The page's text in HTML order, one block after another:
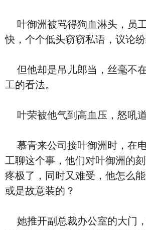
叶御洲被骂得狗血淋头，员
快，个个低头窃窃私语，议论纷
但他却是吊儿郎当，丝毫不
工的看法。
叶荣被他气到高血压，怒吼道
慕青来公司接叶御洲时，在
工聊这个事，他们对叶御洲的
疼极了，同时又难受，他怎么
或是故意装的？
她推开副总裁办公室的大门